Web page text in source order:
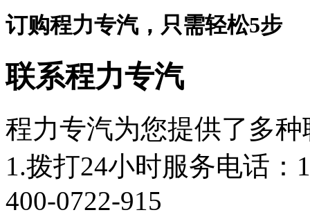
订购程力专汽，只需轻松5步
联系程力专汽
程力专汽为您提供了多
1.拨打24小时服务电话：
400-0722-915